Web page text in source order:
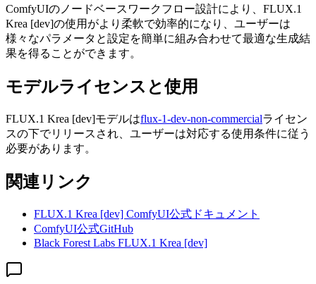
ComfyUIのノードベースワークフロー設計により、FLUX.1
Krea [dev]の使用がより柔軟で効率的になり、ユーザーは
様々なパラメータと設定を簡単に組み合わせて最適な生成結
果を得ることができます。
モデルライセンスと使用
FLUX.1 Krea [dev]モデルはflux-1-dev-non-commercialライセン
スの下でリリースされ、ユーザーは対応する使用条件に従う
必要があります。
関連リンク
FLUX.1 Krea [dev] ComfyUI公式ドキュメント
ComfyUI公式GitHub
Black Forest Labs FLUX.1 Krea [dev]